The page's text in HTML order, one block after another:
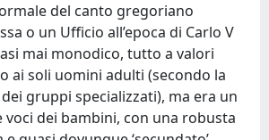
del canto gregoriano
o un Ufficio all’epoca di Carlo V
mai monodico, tutto a valori
ai soli uomini adulti (secondo la
gruppi specializzati), ma era un
voci dei bambini, con una robusta